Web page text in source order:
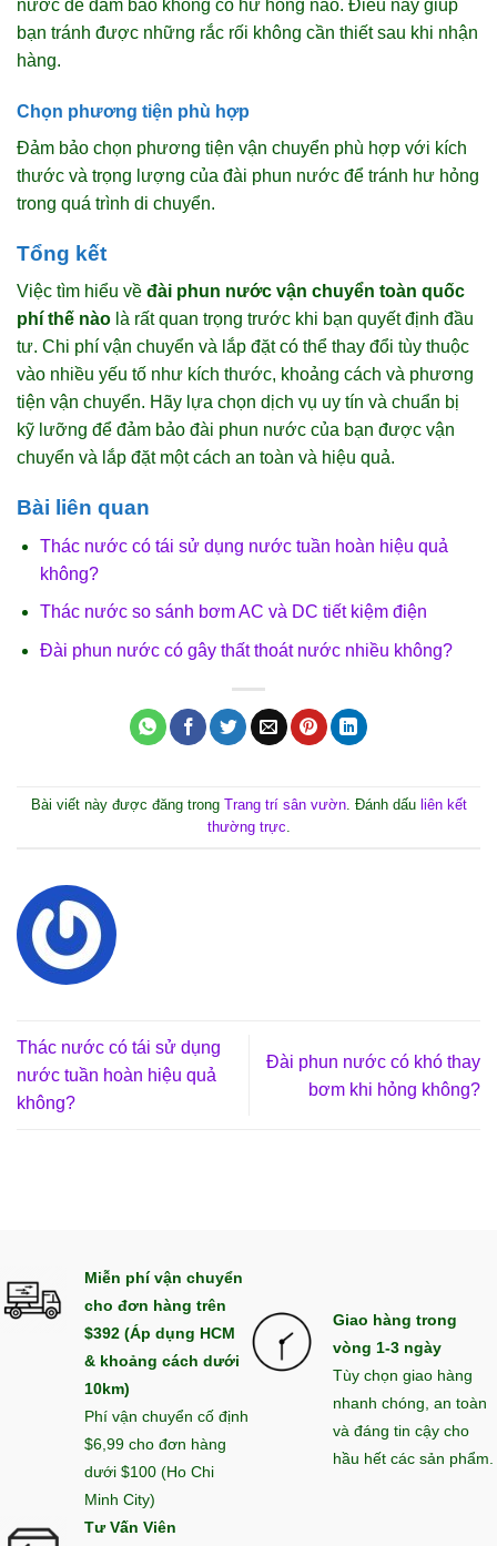
nước để đảm bảo không có hư hỏng nào. Điều này giúp
bạn tránh được những rắc rối không cần thiết sau khi nhận
hàng.
Chọn phương tiện phù hợp
Đảm bảo chọn phương tiện vận chuyển phù hợp với kích
thước và trọng lượng của đài phun nước để tránh hư hỏng
trong quá trình di chuyển.
Tổng kết
Việc tìm hiểu về đài phun nước vận chuyển toàn quốc
phí thế nào là rất quan trọng trước khi bạn quyết định đầu
tư. Chi phí vận chuyển và lắp đặt có thể thay đổi tùy thuộc
vào nhiều yếu tố như kích thước, khoảng cách và phương
tiện vận chuyển. Hãy lựa chọn dịch vụ uy tín và chuẩn bị
kỹ lưỡng để đảm bảo đài phun nước của bạn được vận
chuyển và lắp đặt một cách an toàn và hiệu quả.
Bài liên quan
Thác nước có tái sử dụng nước tuần hoàn hiệu quả
không?
Thác nước so sánh bơm AC và DC tiết kiệm điện
Đài phun nước có gây thất thoát nước nhiều không?
Bài viết này được đăng trong Trang trí sân vườn. Đánh dấu liên kết
thường trực.
Thác nước có tái sử dụng
nước tuần hoàn hiệu quả
không?
Đài phun nước có khó thay
bơm khi hỏng không?
Miễn phí vận chuyển
cho đơn hàng trên
$392 (Áp dụng HCM
& khoảng cách dưới
10km)
Phí vận chuyển cố định
$6,99 cho đơn hàng
dưới $100 (Ho Chi
Minh City)
Giao hàng trong
vòng 1-3 ngày
Tùy chọn giao hàng
nhanh chóng, an toàn
và đáng tin cậy cho
hầu hết các sản phẩm.
Tư Vấn Viên